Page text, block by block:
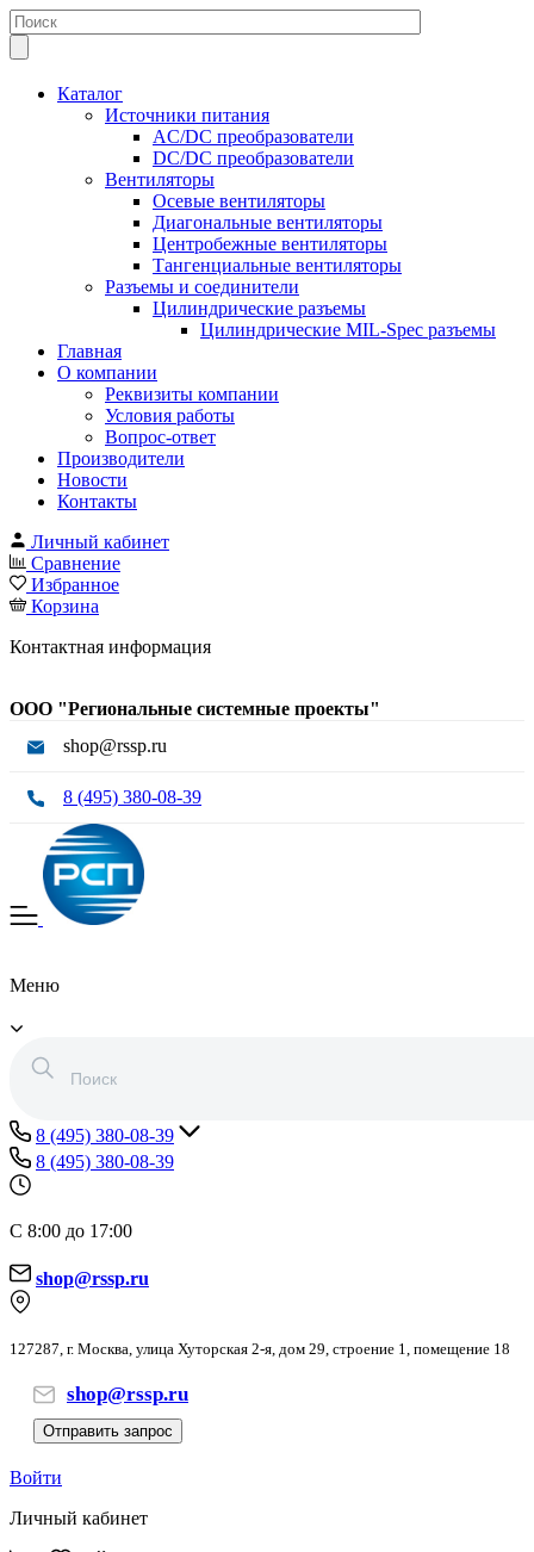
Каталог
Источники питания
AC/DC преобразователи
DC/DC преобразователи
Вентиляторы
Осевые вентиляторы
Диагональные вентиляторы
Центробежные вентиляторы
Тангенциальные вентиляторы
Разъемы и соединители
Цилиндрические разъемы
Цилиндрические MIL-Spec разъемы
Главная
О компании
Реквизиты компании
Условия работы
Вопрос-ответ
Производители
Новости
Контакты
Личный кабинет
Сравнение
Избранное
Корзина
Контактная информация
ООО "Региональные системные проекты"
shop@rssp.ru
8 (495) 380-08-39
Меню
8 (495) 380-08-39
8 (495) 380-08-39
С 8:00 до 17:00
shop@rssp.ru
127287, г. Москва, улица Хуторская 2-я, дом 29, строение 1, помещение 18
shop@rssp.ru
Отправить запрос
Войти
Личный кабинет